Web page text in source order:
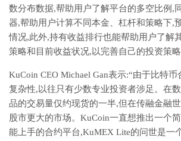
数分布数据,帮助用户了解平台的多空比例,
器,帮助用户计算不同本金、杠杆和策略下,
情况,此外,持有收益排行也能帮助用户了解
策略和目前收益状况,以完善自己的投资策略
KuCoin CEO Michael Gan表示:“由于比特
复杂性,以往只有少数专业投资者涉足。在
品的交易量仅约现货的一半,但在传融金融
股市更大的市场。KuCoin一直想推出一个
能上手的合约平台,KuMEX Lite的问世是一